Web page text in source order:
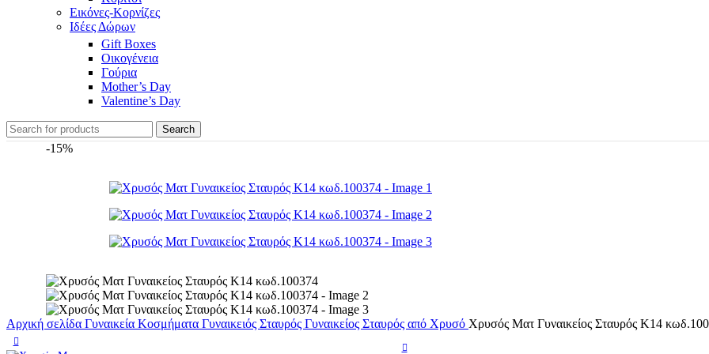
Εικόνες-Κορνίζες
Ιδέες Δώρων
Gift Boxes
Οικογένεια
Γούρια
Mother’s Day
Valentine’s Day
Search
-15%
Αρχική σελίδα Γυναικεία Κοσμήματα Γυναικειός Σταυρός Γυναικείος Σταυρός από Χρυσό Χρυσός Ματ Γυναικείος Σταυρός Κ14